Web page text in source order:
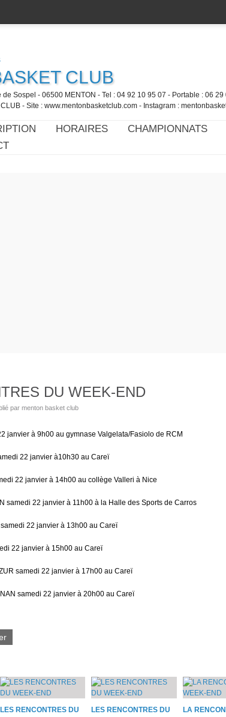
CLUB
Sospel - 06500 MENTON - Tel : 04 92 10 95 07 - Portable : 06
- Site : www.mentonbasketclub.com - Instagram :
HORAIRES CHAMPIONNATS
DU WEEK-END
par menton basket club
janvier à 9h00 au gymnase Valgelata/Fasiolo de RCM
22 janvier à10h30 au Careï
22 janvier à 14h00 au collège Valleri à Nice
samedi 22 janvier à 11h00 à la Halle des Sports de Carros
22 janvier à 13h00 au Careï
22 janvier à 15h00 au Careï
samedi 22 janvier à 17h00 au Careï
samedi 22 janvier à 20h00 au Careï
LES RENCONTRES DU
LES RENCONTRES DU
LA